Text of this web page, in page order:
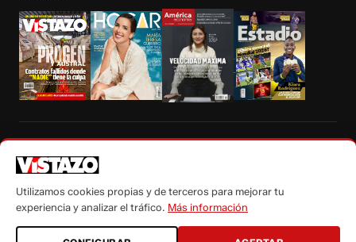
autorización escrita de su titular, de todos los contenidos de Vistazo.com.
Utilizamos cookies propias y de terceros para mejorar tu
experiencia y analizar el tráfico. Más información